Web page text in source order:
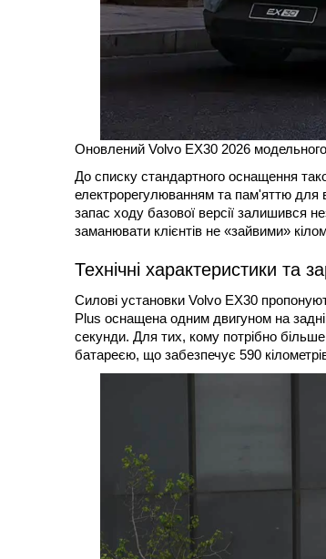
Оновлений Volvo EX30 2026
До списку стандартного оснащення
електрорегулюванням та пам'яттю для
запас ходу базової версії залишився
заманювати клієнтів не «зайвими»
Технічні характеристики та
Силові установки Volvo EX30
Plus оснащена одним двигуном на
секунди. Для тих, кому потрібно
батареєю, що забезпечує 590